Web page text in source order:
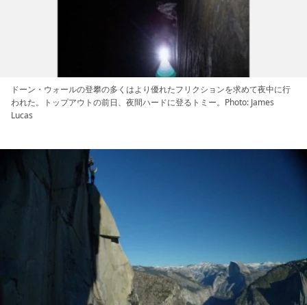
ドーン・ウォールの登攀の多くはより優れたフリクションを求めて夜中に行
われた。トップアウトの前日、夜間ハードに登るトミー。Photo: James
Lucas